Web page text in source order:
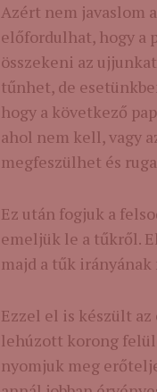
Azért nem javaslom
előfordulhat, hogy a
összekeni az
tűnhet, de
hogy a következő
ahol nem kell, vagy
megfeszülhet és
Ez után fogjuk a
emeljük le a tűkről.
majd a tűk
Ezzel el is készült
lehúzott korong
nyomjuk meg